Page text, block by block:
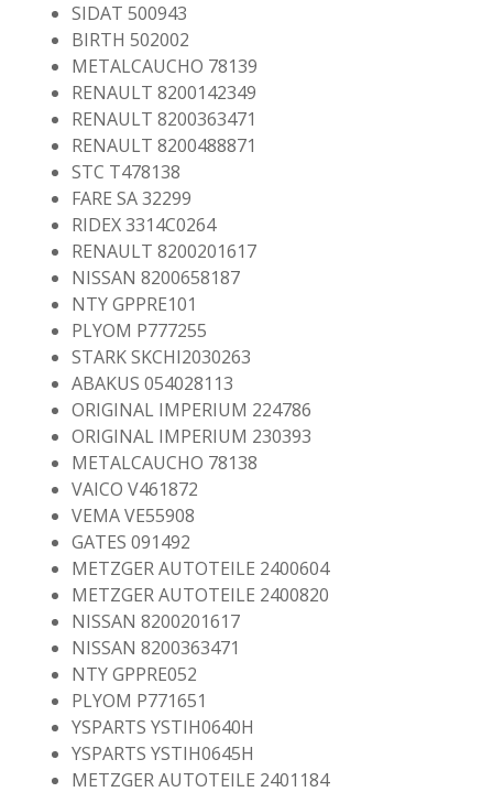
SIDAT 500943
BIRTH 502002
METALCAUCHO 78139
RENAULT 8200142349
RENAULT 8200363471
RENAULT 8200488871
STC T478138
FARE SA 32299
RIDEX 3314C0264
RENAULT 8200201617
NISSAN 8200658187
NTY GPPRE101
PLYOM P777255
STARK SKCHI2030263
ABAKUS 054028113
ORIGINAL IMPERIUM 224786
ORIGINAL IMPERIUM 230393
METALCAUCHO 78138
VAICO V461872
VEMA VE55908
GATES 091492
METZGER AUTOTEILE 2400604
METZGER AUTOTEILE 2400820
NISSAN 8200201617
NISSAN 8200363471
NTY GPPRE052
PLYOM P771651
YSPARTS YSTIH0640H
YSPARTS YSTIH0645H
METZGER AUTOTEILE 2401184